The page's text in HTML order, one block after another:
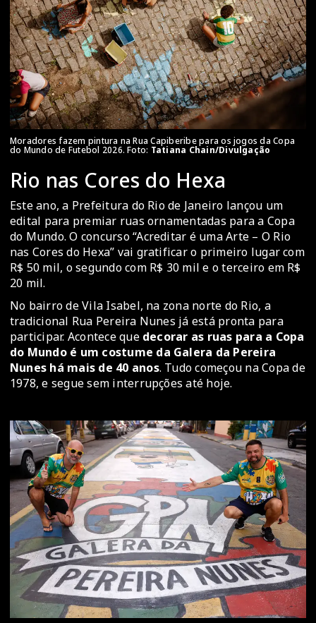
Moradores fazem pintura na Rua Capiberibe para os jogos da Copa
do Mundo de Futebol 2026. Foto: Tatiana Chain/Divulgação
Rio nas Cores do Hexa
Este ano, a Prefeitura do Rio de Janeiro lançou um
edital para premiar ruas ornamentadas para a Copa
do Mundo. O concurso “Acreditar é uma Arte – O Rio
nas Cores do Hexa” vai gratificar o primeiro lugar com
R$ 50 mil, o segundo com R$ 30 mil e o terceiro em R$
20 mil.
No bairro de Vila Isabel, na zona norte do Rio, a
tradicional Rua Pereira Nunes já está pronta para
participar. Acontece que decorar as ruas para a Copa
do Mundo é um costume da Galera da Pereira
Nunes há mais de 40 anos. Tudo começou na Copa de
1978, e segue sem interrupções até hoje.